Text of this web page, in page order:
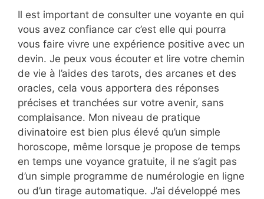
Il est important de consulter une voyante en qui
vous avez confiance car c’est elle qui pourra
vous faire vivre une expérience positive avec un
devin. Je peux vous écouter et lire votre chemin
de vie à l’aides des tarots, des arcanes et des
oracles, cela vous apportera des réponses
précises et tranchées sur votre avenir, sans
complaisance. Mon niveau de pratique
divinatoire est bien plus élevé qu’un simple
horoscope, même lorsque je propose de temps
en temps une voyance gratuite, il ne s’agit pas
d’un simple programme de numérologie en ligne
ou d’un tirage automatique. J’ai développé mes